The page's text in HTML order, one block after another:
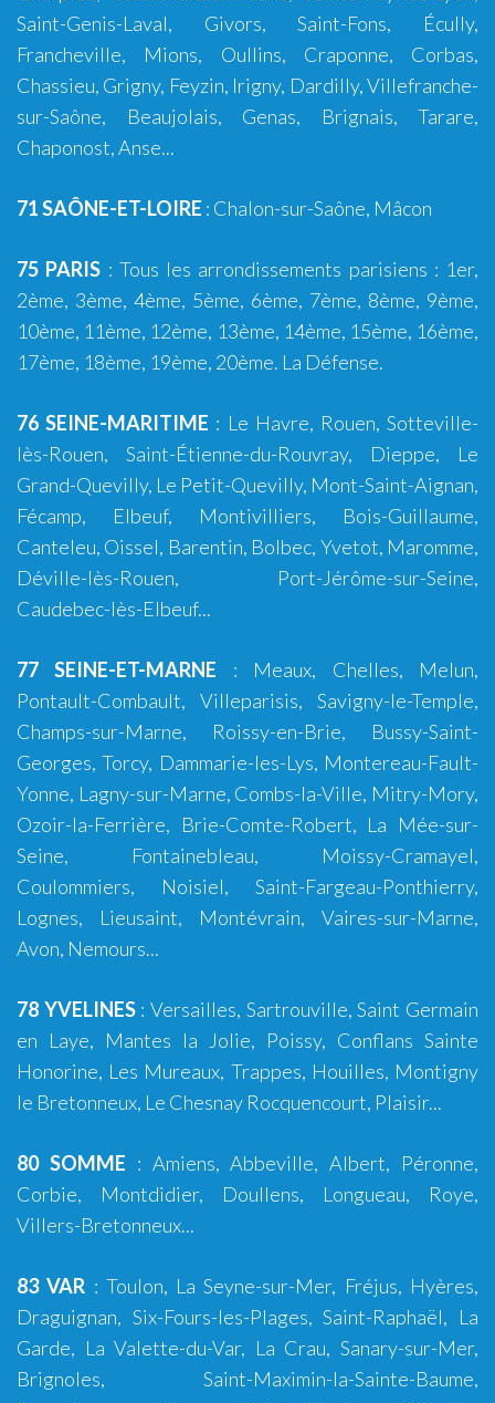
Saint-Genis-Laval, Givors,Saint-Fons, Écully,
Francheville, Mions, Oullins, Craponne, Corbas,
Chassieu, Grigny, Feyzin, Irigny, Dardilly,Villefranche-
sur-Saône, Beaujolais, Genas, Brignais, Tarare,
Chaponost,Anse...
71 SAÔNE-ET-LOIRE : Chalon-sur-Saône, Mâcon
75 PARIS : Tous les arrondissements parisiens : 1er,
2ème, 3ème, 4ème, 5ème, 6ème, 7ème, 8ème, 9ème,
10ème, 11ème, 12ème, 13ème, 14ème, 15ème, 16ème,
17ème, 18ème, 19ème, 20ème. La Défense.
76 SEINE-MARITIME : Le Havre, Rouen,Sotteville-
lès-Rouen, Saint-Étienne-du-Rouvray, Dieppe, Le
Grand-Quevilly, Le Petit-Quevilly, Mont-Saint-Aignan,
Fécamp, Elbeuf, Montivilliers, Bois-Guillaume,
Canteleu, Oissel, Barentin, Bolbec, Yvetot, Maromme,
Déville-lès-Rouen, Port-Jérôme-sur-Seine,
Caudebec-lès-Elbeuf...
77 SEINE-ET-MARNE : Meaux, Chelles, Melun,
Pontault-Combault, Villeparisis, Savigny-le-Temple,
Champs-sur-Marne, Roissy-en-Brie, Bussy-Saint-
Georges,Torcy, Dammarie-les-Lys, Montereau-Fault-
Yonne, Lagny-sur-Marne, Combs-la-Ville, Mitry-Mory,
Ozoir-la-Ferrière, Brie-Comte-Robert, La Mée-sur-
Seine, Fontainebleau, Moissy-Cramayel,
Coulommiers, Noisiel, Saint-Fargeau-Ponthierry,
Lognes, Lieusaint, Montévrain, Vaires-sur-Marne,
Avon, Nemours...
78 YVELINES:Versailles, Sartrouville, Saint Germain
en Laye, Mantes la Jolie, Poissy, Conflans Sainte
Honorine, Les Mureaux, Trappes, Houilles, Montigny
le Bretonneux, Le Chesnay Rocquencourt, Plaisir...
80 SOMME : Amiens,Abbeville,Albert, Péronne,
Corbie, Montdidier, Doullens, Longueau, Roye,
Villers-Bretonneux...
83 VAR : Toulon, La Seyne-sur-Mer, Fréjus, Hyères,
Draguignan, Six-Fours-les-Plages,Saint-Raphaël, La
Garde, La Valette-du-Var, La Crau,Sanary-sur-Mer,
Brignoles, Saint-Maximin-la-Sainte-Baume,